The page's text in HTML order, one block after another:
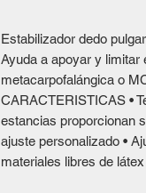
Estabilizador dedo pulgar
Ayuda a apoyar y limitar
metacarpofalángica o
CARACTERISTICAS •
estancias proporcionan
ajuste personalizado •
materiales libres de látex